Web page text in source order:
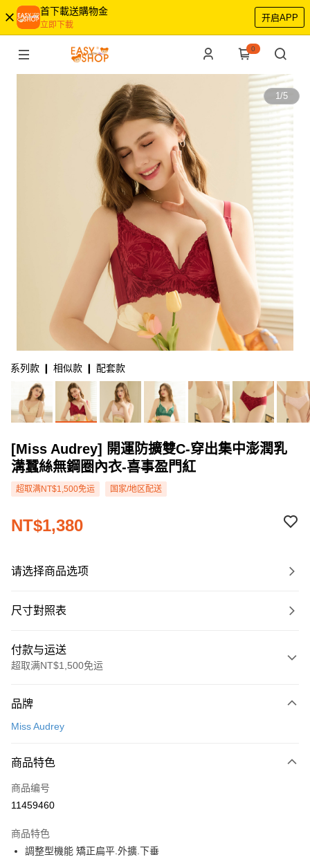
首下載送購物金
立即下載
开启APP
0
1/5
系列款 ❙ 相似款 ❙ 配套款
[Miss Audrey] 開運防擴雙C-穿出集中澎潤乳
溝蠶絲無鋼圈內衣-喜事盈門紅
超取满NT$1,500免运 国家/地区配送
NT$1,380
请选择商品选项
尺寸對照表
付款与运送
超取满NT$1,500免运
信用卡一次付款
LINE Pay
Apple Pay
Google Pay
品牌
Miss Audrey
商品特色
商品编号
11459460
商品特色
調整型機能 矯正扁平.外擴.下垂